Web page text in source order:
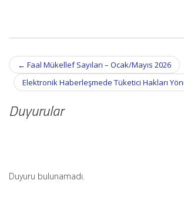
Post
navigation
← Faal Mükellef Sayıları – Ocak/Mayıs 2026
Elektronik Haberleşmede Tüketici Hakları
Duyurular
Duyuru bulunamadı.